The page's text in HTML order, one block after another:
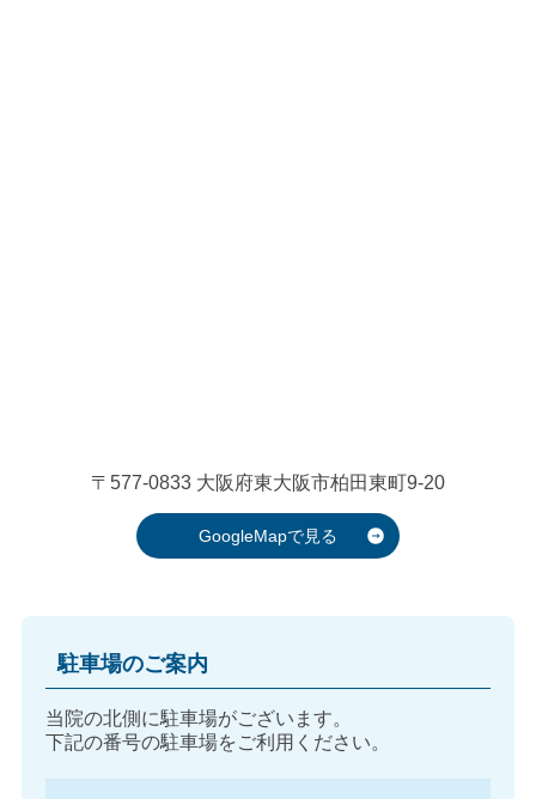
〒577-0833 大阪府東大阪市柏田東町9-20
GoogleMapで見る
駐車場のご案内
当院の北側に駐車場がございます。
下記の番号の駐車場をご利用ください。